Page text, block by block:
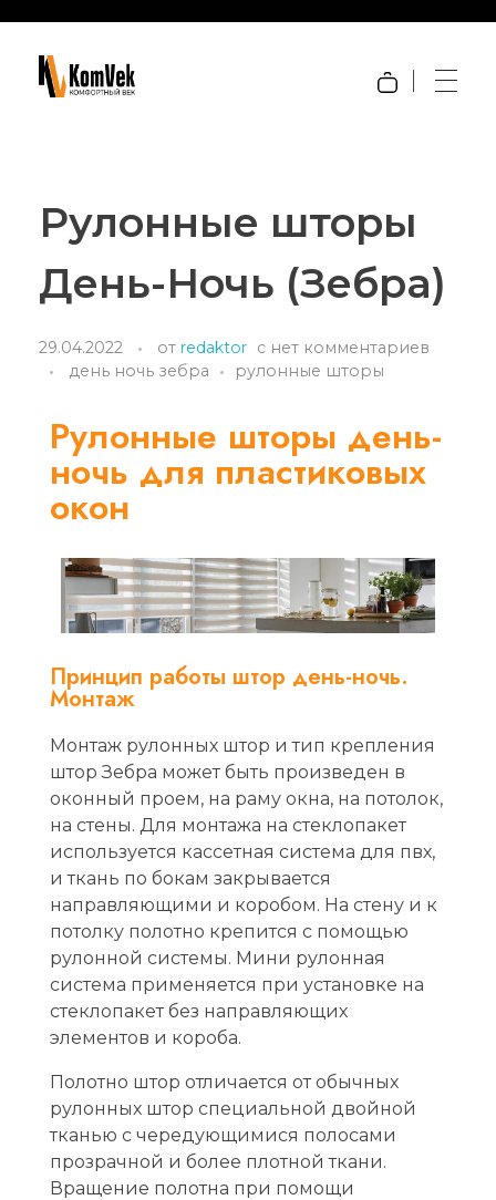
Рулонные шторы
День-Ночь (Зебра)
29.04.2022 от redaktor с нет комментариев
день ночь зебра
рулонные шторы
Рулонные шторы день-
ночь для пластиковых
окон
Принцип работы штор день-ночь.
Монтаж
Монтаж рулонных штор и тип крепления
штор Зебра может быть произведен в
оконный проем, на раму окна, на потолок,
на стены. Для монтажа на стеклопакет
используется кассетная система для пвх,
и ткань по бокам закрывается
направляющими и коробом. На стену и к
потолку полотно крепится с помощью
рулонной системы. Мини рулонная
система применяется при установке на
стеклопакет без направляющих
элементов и короба.
Полотно штор отличается от обычных
рулонных штор специальной двойной
тканью с чередующимися полосами
прозрачной и более плотной ткани.
Вращение полотна при помощи